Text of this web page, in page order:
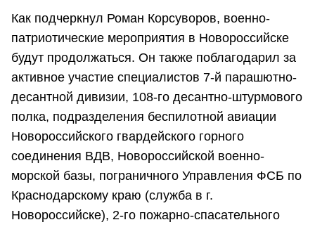
Как подчеркнул Роман Корсуворов, военно-
патриотические мероприятия в Новороссийске
будут продолжаться. Он также поблагодарил за
активное участие специалистов 7-й парашютно-
десантной дивизии, 108-го десантно-штурмового
полка, подразделения беспилотной авиации
Новороссийского гвардейского горного
соединения ВДВ, Новороссийской военно-
морской базы, пограничного Управления ФСБ по
Краснодарскому краю (служба в г.
Новороссийске), 2-го пожарно-спасательного